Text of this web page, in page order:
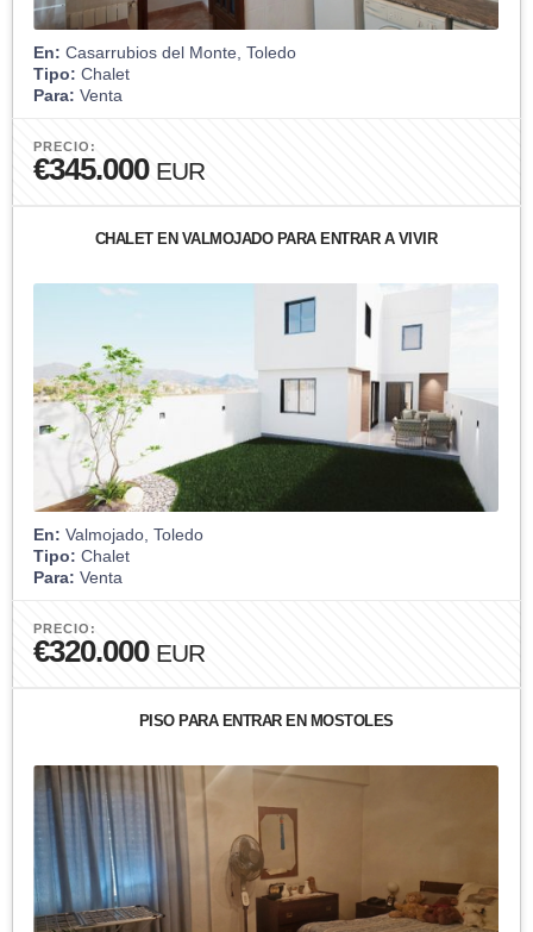
En: Casarrubios del Monte, Toledo
Tipo: Chalet
Para: Venta
PRECIO:
€345.000 EUR
CHALET EN VALMOJADO PARA ENTRAR A VIVIR
En: Valmojado, Toledo
Tipo: Chalet
Para: Venta
PRECIO:
€320.000 EUR
PISO PARA ENTRAR EN MOSTOLES